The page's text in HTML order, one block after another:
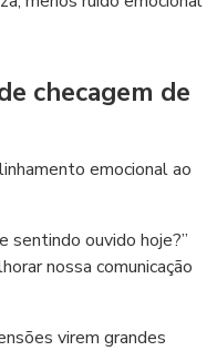
checagem de
emocional ao
sentindo ouvido hoje?”
nossa comunicação
virem grandes